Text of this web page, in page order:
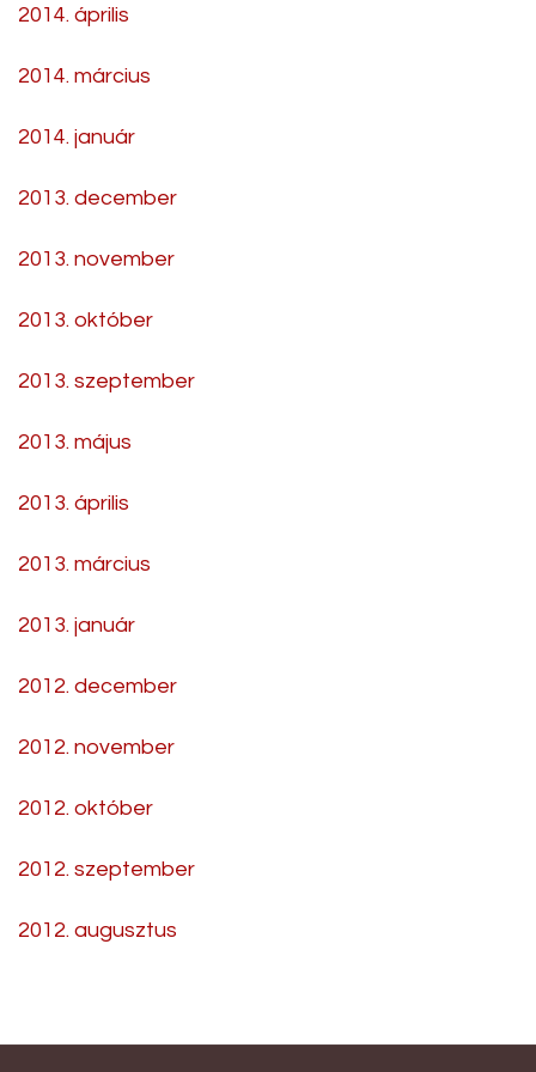
2014. április
2014. március
2014. január
2013. december
2013. november
2013. október
2013. szeptember
2013. május
2013. április
2013. március
2013. január
2012. december
2012. november
2012. október
2012. szeptember
2012. augusztus